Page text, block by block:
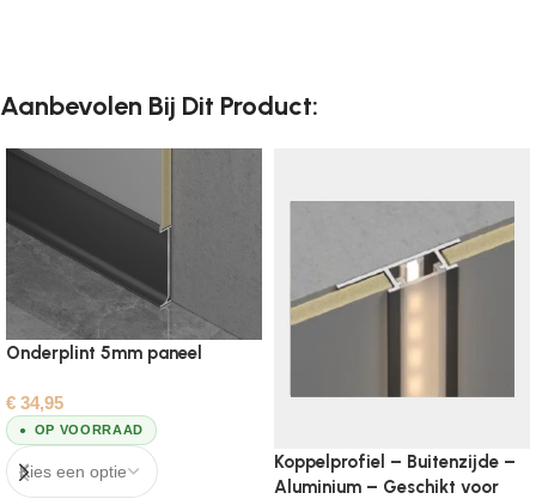
Aanbevolen Bij Dit Product:
Onderplint 5mm paneel
€ 34,95
OP VOORRAAD
Koppelprofiel – Buitenzijde –
Aluminium – Geschikt voor